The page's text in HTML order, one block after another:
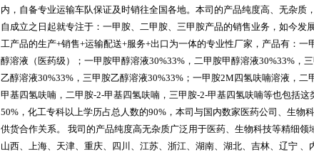
内，自备专业运输车队保证及时销往全国各地。本司的产品纯度高、无杂质
自成立之日起就专注于：一甲胺、二甲胺、三甲胺产品的销售业务，如今
工产品的生产+销售+运输配送+服务+出口为一体的专业性厂家，产品有：
醇溶液（医药级）；一甲胺甲醇溶液30%33%，二甲胺甲醇溶液30%33%，
乙醇溶液30%33%，三甲胺乙醇溶液30%33%；一甲胺2M四氢呋喃溶液，
甲基四氢呋喃，二甲胺-2-甲基四氢呋喃，三甲胺-2-甲基四氢呋喃等也包括
50%，化工专科以上学历占总人数的90%，本司与国内数家医药公司、生物
供货合作关系。 我司的产品纯度高无杂质广泛用于医药、生物科技等精细领
山西、上海、天津、重庆、四川、江苏、浙江、湖南、湖北、吉林、辽宁 、